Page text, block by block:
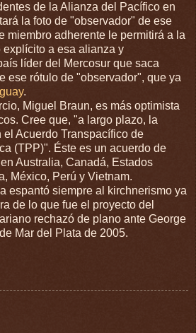
de la Alianza del Pacífico en
la foto de "observador" de ese
miembro adherente le permitirá a la
a esa alianza y
líder del Mercosur que saca
ese rótulo de "observador", que ya
.
Miguel Braun, es más optimista
Cree que, "a largo plazo, la
Acuerdo Transpacífico de
(TPP)". Éste es un acuerdo de
Australia, Canadá, Estados
México, Perú y Vietnam.
espantó siempre al kirchnerismo ya
de lo que fue el proyecto del
rechazó de plano ante George
Mar del Plata de 2005.